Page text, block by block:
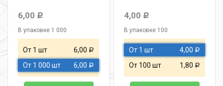
6,00 Р
В упаковке 1 000
От 1 шт 6,00 Р
От 1 000 шт 6,00 Р
4,00 Р
В упаковке 100
От 1 шт 4,00 Р
От 100 шт 1,80 Р